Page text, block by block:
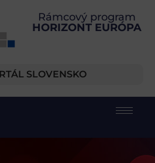
Rámcový program
HORIZONT EURÓPA
SLOVENSKO